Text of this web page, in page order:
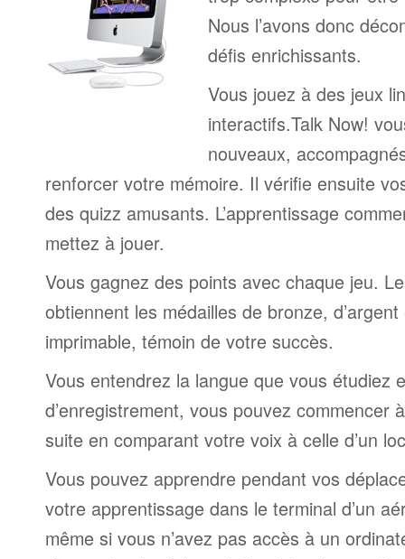
Nous l’avons donc
défis enrichissants.
Vous jouez à des jeux
interactifs.Talk Now!
nouveaux,
renforcer votre mémoire. Il vérifie ensuite
des quizz amusants. L’apprentissage
mettez à jouer.
Vous gagnez des points avec chaque jeu.
obtiennent les médailles de bronze,
imprimable, témoin de votre succès.
Vous entendrez la langue que vous étudiez
d’enregistrement, vous pouvez commencer
suite en comparant votre voix à celle d’un
Vous pouvez apprendre pendant vos
votre apprentissage dans le terminal d’un
même si vous n’avez pas accès à un